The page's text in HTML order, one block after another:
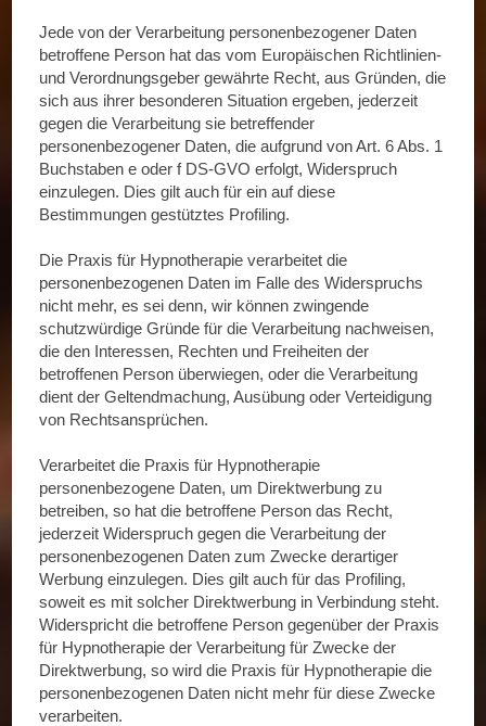
Jede von der Verarbeitung personenbezogener Daten
betroffene Person hat das vom Europäischen Richtlinien-
und Verordnungsgeber gewährte Recht, aus Gründen, die
sich aus ihrer besonderen Situation ergeben, jederzeit
gegen die Verarbeitung sie betreffender
personenbezogener Daten, die aufgrund von Art. 6 Abs. 1
Buchstaben e oder f DS-GVO erfolgt, Widerspruch
einzulegen. Dies gilt auch für ein auf diese
Bestimmungen gestütztes Profiling.
Die Praxis für Hypnotherapie verarbeitet die
personenbezogenen Daten im Falle des Widerspruchs
nicht mehr, es sei denn, wir können zwingende
schutzwürdige Gründe für die Verarbeitung nachweisen,
die den Interessen, Rechten und Freiheiten der
betroffenen Person überwiegen, oder die Verarbeitung
dient der Geltendmachung, Ausübung oder Verteidigung
von Rechtsansprüchen.
Verarbeitet die Praxis für Hypnotherapie
personenbezogene Daten, um Direktwerbung zu
betreiben, so hat die betroffene Person das Recht,
jederzeit Widerspruch gegen die Verarbeitung der
personenbezogenen Daten zum Zwecke derartiger
Werbung einzulegen. Dies gilt auch für das Profiling,
soweit es mit solcher Direktwerbung in Verbindung steht.
Widerspricht die betroffene Person gegenüber der Praxis
für Hypnotherapie der Verarbeitung für Zwecke der
Direktwerbung, so wird die Praxis für Hypnotherapie die
personenbezogenen Daten nicht mehr für diese Zwecke
verarbeiten.